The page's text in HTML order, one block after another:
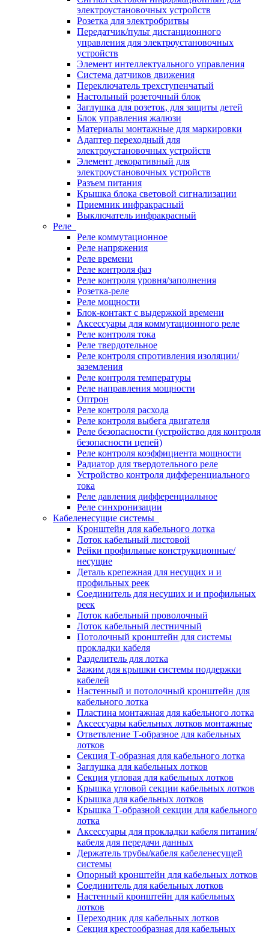
электроустановочных устройств
Розетка для электробритвы
Передатчик/пульт дистанционного
управления для электроустановочных
устройств
Элемент интеллектуального управления
Система датчиков движения
Переключатель трехступенчатый
Настольный розеточный блок
Заглушка для розеток, для защиты детей
Блок управления жалюзи
Материалы монтажные для маркировки
Адаптер переходный для
электроустановочных устройств
Элемент декоративный для
электроустановочных устройств
Разъем питания
Крышка блока световой сигнализации
Приемник инфракрасный
Выключатель инфракрасный
Реле
Реле коммутационное
Реле напряжения
Реле времени
Реле контроля фаз
Реле контроля уровня/заполнения
Розетка-реле
Реле мощности
Блок-контакт с выдержкой времени
Аксессуары для коммутационного реле
Реле контроля тока
Реле твердотельное
Реле контроля спротивления изоляции/
заземления
Реле контроля температуры
Реле направления мощности
Оптрон
Реле контроля расхода
Реле контроля выбега двигателя
Реле безопасности (устройство для контроля
безопасности цепей)
Реле контроля коэффициента мощности
Радиатор для твердотельного реле
Устройство контроля дифференциального
тока
Реле давления дифференциальное
Реле синхронизации
Кабеленесущие системы
Кронштейн для кабельного лотка
Лоток кабельный листовой
Рейки профильные конструкционные/
несущие
Деталь крепежная для несущих и и
профильных реек
Соединитель для несущих и и профильных
реек
Лоток кабельный проволочный
Лоток кабельный лестничный
Потолочный кронштейн для системы
прокладки кабеля
Разделитель для лотка
Зажим для крышки системы поддержки
кабелей
Настенный и потолочный кронштейн для
кабельного лотка
Пластина монтажная для кабельного лотка
Аксессуары кабельных лотков монтажные
Ответвление Т-образное для кабельных
лотков
Секция Т-образная для кабельного лотка
Заглушка для кабельных лотков
Секция угловая для кабельных лотков
Крышка угловой секции кабельных лотков
Крышка для кабельных лотков
Крышка Т-образной секции для кабельного
лотка
Аксессуары для прокладки кабеля питания/
кабеля для передачи данных
Держатель трубы/кабеля кабеленесущей
системы
Опорный кронштейн для кабельных лотков
Соединитель для кабельных лотков
Настенный кронштейн для кабельных
лотков
Переходник для кабельных лотков
Секция крестообразная для кабельных